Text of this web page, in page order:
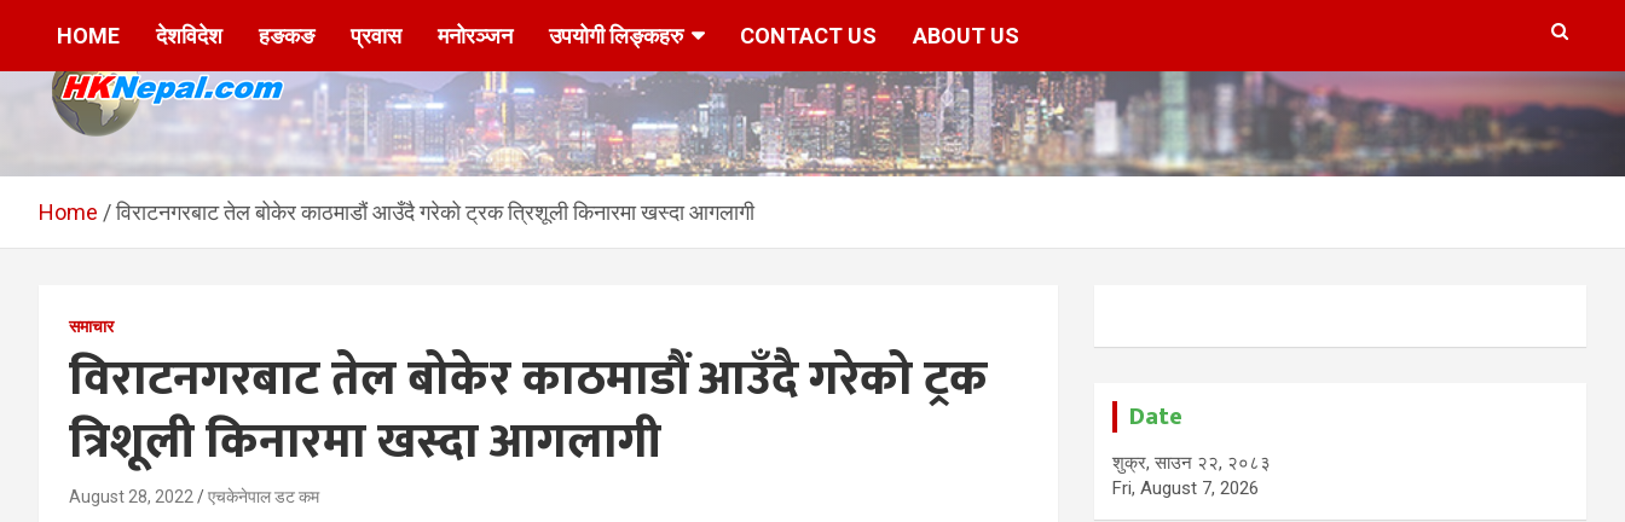
HKNepal.com –
हङकङबाट सञ्चालित पहिलो
hknepal, hknepal.com, hk nepal, hk nepal com
HOME देशविदेश हङकङ प्रवास मनोरञ्जन उपयोगी लिङ्कहरु CONTACT US ABOUT US
Home विराटनगरबाट तेल बोकेर काठमाडौं आउँदै गरेको ट्रक त्रिशूली किनारमा खस्दा आगलागी
समाचार
विराटनगरबाट तेल बोकेर काठमाडौं आउँदै गरेको ट्रक
त्रिशूली किनारमा खस्दा आगलागी
August 28, 2022 एचकेनेपाल डट कम
Date
शुक्र, साउन २२, २०८३
Fri, August 7, 2026